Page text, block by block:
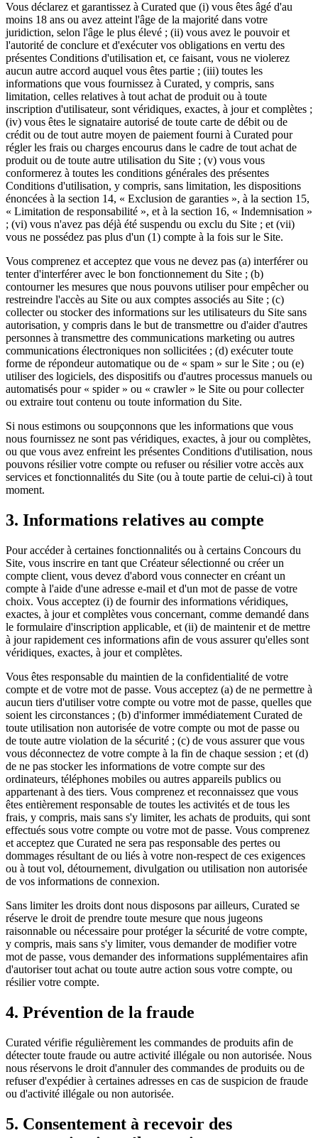
Vous déclarez et garantissez à Curated que (i) vous êtes âgé d'au
moins 18 ans ou avez atteint l'âge de la majorité dans votre
juridiction, selon l'âge le plus élevé ; (ii) vous avez le pouvoir et
l'autorité de conclure et d'exécuter vos obligations en vertu des
présentes Conditions d'utilisation et, ce faisant, vous ne violerez
aucun autre accord auquel vous êtes partie ; (iii) toutes les
informations que vous fournissez à Curated, y compris, sans
limitation, celles relatives à tout achat de produit ou à toute
inscription d'utilisateur, sont véridiques, exactes, à jour et complètes ;
(iv) vous êtes le signataire autorisé de toute carte de débit ou de
crédit ou de tout autre moyen de paiement fourni à Curated pour
régler les frais ou charges encourus dans le cadre de tout achat de
produit ou de toute autre utilisation du Site ; (v) vous vous
conformerez à toutes les conditions générales des présentes
Conditions d'utilisation, y compris, sans limitation, les dispositions
énoncées à la section 14, « Exclusion de garanties », à la section 15,
« Limitation de responsabilité », et à la section 16, « Indemnisation »
; (vi) vous n'avez pas déjà été suspendu ou exclu du Site ; et (vii)
vous ne possédez pas plus d'un (1) compte à la fois sur le Site.
Vous comprenez et acceptez que vous ne devez pas (a) interférer ou
tenter d'interférer avec le bon fonctionnement du Site ; (b)
contourner les mesures que nous pouvons utiliser pour empêcher ou
restreindre l'accès au Site ou aux comptes associés au Site ; (c)
collecter ou stocker des informations sur les utilisateurs du Site sans
autorisation, y compris dans le but de transmettre ou d'aider d'autres
personnes à transmettre des communications marketing ou autres
communications électroniques non sollicitées ; (d) exécuter toute
forme de répondeur automatique ou de « spam » sur le Site ; ou (e)
utiliser des logiciels, des dispositifs ou d'autres processus manuels ou
automatisés pour « spider » ou « crawler » le Site ou pour collecter
ou extraire tout contenu ou toute information du Site.
Si nous estimons ou soupçonnons que les informations que vous
nous fournissez ne sont pas véridiques, exactes, à jour ou complètes,
ou que vous avez enfreint les présentes Conditions d'utilisation, nous
pouvons résilier votre compte ou refuser ou résilier votre accès aux
services et fonctionnalités du Site (ou à toute partie de celui-ci) à tout
moment.
3. Informations relatives au compte
Pour accéder à certaines fonctionnalités ou à certains Concours du
Site, vous inscrire en tant que Créateur sélectionné ou créer un
compte client, vous devez d'abord vous connecter en créant un
compte à l'aide d'une adresse e-mail et d'un mot de passe de votre
choix. Vous acceptez (i) de fournir des informations véridiques,
exactes, à jour et complètes vous concernant, comme demandé dans
le formulaire d'inscription applicable, et (ii) de maintenir et de mettre
à jour rapidement ces informations afin de vous assurer qu'elles sont
véridiques, exactes, à jour et complètes.
Vous êtes responsable du maintien de la confidentialité de votre
compte et de votre mot de passe. Vous acceptez (a) de ne permettre à
aucun tiers d'utiliser votre compte ou votre mot de passe, quelles que
soient les circonstances ; (b) d'informer immédiatement Curated de
toute utilisation non autorisée de votre compte ou mot de passe ou
de toute autre violation de la sécurité ; (c) de vous assurer que vous
vous déconnectez de votre compte à la fin de chaque session ; et (d)
de ne pas stocker les informations de votre compte sur des
ordinateurs, téléphones mobiles ou autres appareils publics ou
appartenant à des tiers. Vous comprenez et reconnaissez que vous
êtes entièrement responsable de toutes les activités et de tous les
frais, y compris, mais sans s'y limiter, les achats de produits, qui sont
effectués sous votre compte ou votre mot de passe. Vous comprenez
et acceptez que Curated ne sera pas responsable des pertes ou
dommages résultant de ou liés à votre non-respect de ces exigences
ou à tout vol, détournement, divulgation ou utilisation non autorisée
de vos informations de connexion.
Sans limiter les droits dont nous disposons par ailleurs, Curated se
réserve le droit de prendre toute mesure que nous jugeons
raisonnable ou nécessaire pour protéger la sécurité de votre compte,
y compris, mais sans s'y limiter, vous demander de modifier votre
mot de passe, vous demander des informations supplémentaires afin
d'autoriser tout achat ou toute autre action sous votre compte, ou
résilier votre compte.
4. Prévention de la fraude
Curated vérifie régulièrement les commandes de produits afin de
détecter toute fraude ou autre activité illégale ou non autorisée. Nous
nous réservons le droit d'annuler des commandes de produits ou de
refuser d'expédier à certaines adresses en cas de suspicion de fraude
ou d'activité illégale ou non autorisée.
5. Consentement à recevoir des